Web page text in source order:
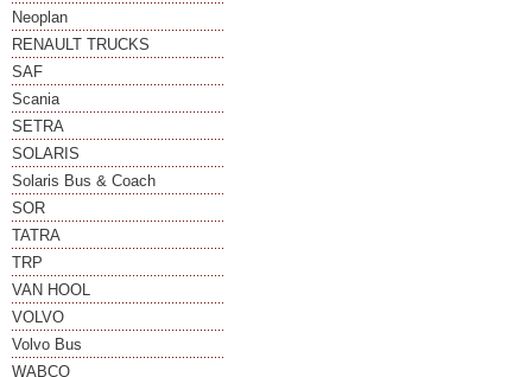
Neoplan
RENAULT TRUCKS
SAF
Scania
SETRA
SOLARIS
Solaris Bus & Coach
SOR
TATRA
TRP
VAN HOOL
VOLVO
Volvo Bus
WABCO